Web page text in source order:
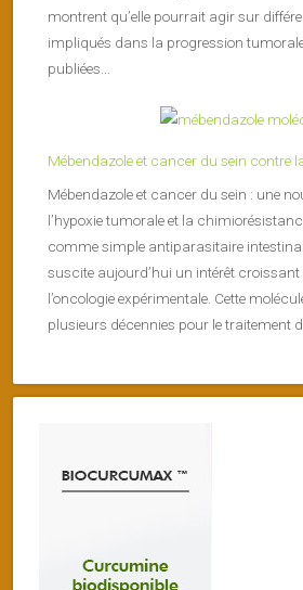
montrent qu’elle pourrait agir sur
impliqués dans la progression
publiées...
Mébendazole et cancer du sein contre
Mébendazole et cancer du sein : une
l’hypoxie tumorale et la
comme simple antiparasitaire
suscite aujourd’hui un intérêt
l’oncologie expérimentale. Cette
plusieurs décennies pour le traitement